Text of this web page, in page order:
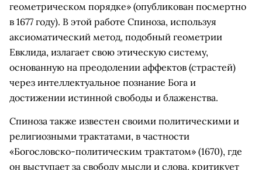
геометрическом порядке» (опубликован посмертно
в 1677 году). В этой работе Спиноза, используя
аксиоматический метод, подобный геометрии
Евклида, излагает свою этическую систему,
основанную на преодолении аффектов (страстей)
через интеллектуальное познание Бога и
достижении истинной свободы и блаженства.
Спиноза также известен своими политическими и
религиозными трактатами, в частности
«Богословско-политическим трактатом» (1670), где
он выступает за свободу мысли и слова, критикует